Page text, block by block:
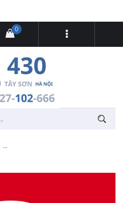
0
Livestream bán hàng trực tuyến cho